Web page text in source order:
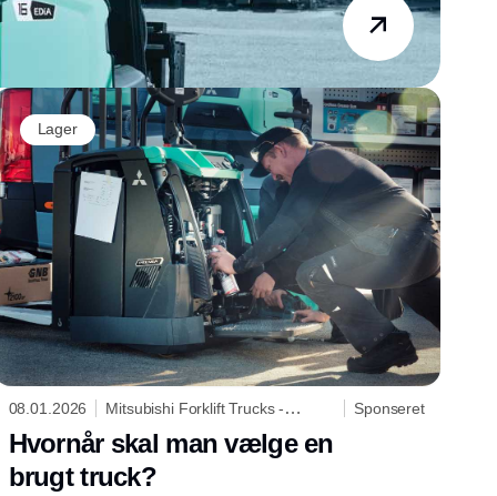
Lager
08.01.2026
Mitsubishi Forklift Trucks -
Logisnext Denmark A/S
Sponseret
Hvornår skal man vælge en
brugt truck?